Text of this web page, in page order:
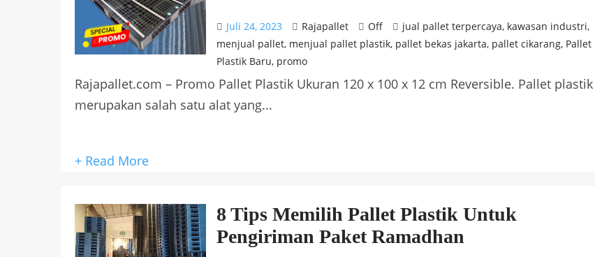
Juli 24, 2023 Rajapallet Off jual pallet terpercaya, kawasan industri,
menjual pallet, menjual pallet plastik, pallet bekas jakarta, pallet cikarang, Pallet
Plastik Baru, promo
Rajapallet.com – Promo Pallet Plastik Ukuran 120 x 100 x 12 cm Reversible. Pallet plastik
merupakan salah satu alat yang...
+ Read More
8 Tips Memilih Pallet Plastik Untuk
Pengiriman Paket Ramadhan